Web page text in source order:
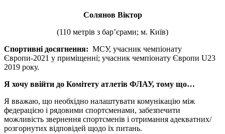
Солянов Віктор
(110 метрів з бар’єрами; м. Київ)
Спортивні досягнення: МСУ, учасник чемпіонату
Європи-2021 у приміщенні; учасник чемпіонату Європи U23
2019 року.
Я хочу ввійти до Комітету атлетів ФЛАУ, тому що…
Я вважаю, що необхідно налаштувати комунікацію між
федерацією і рядовими спортсменами, забезпечити
можливість звернення спортсменів і отримання адекватних/
розгорнутих відповідей щодо їх питань.